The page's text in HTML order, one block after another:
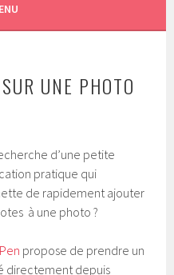
UNE PHOTO
d’une petite
pratique qui
de rapidement ajouter
à une photo ?
propose de prendre un
directement depuis